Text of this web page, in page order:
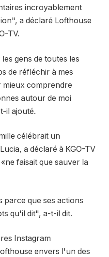
incroyablement
a déclaré Lofthouse
TV.
gens de toutes les
de réfléchir à mes
mieux comprendre
autour de moi
il ajouté.
célébrait un
a déclaré à KGO-TV
faisait que sauver la
parce que ses actions
qu'il dit", a-t-il dit.
Instagram
envers l'un des